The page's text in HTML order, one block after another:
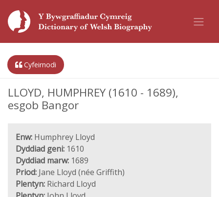
Cyfeirnodi
LLOYD, HUMPHREY (1610 - 1689),
esgob Bangor
Enw: Humphrey Lloyd
Dyddiad geni: 1610
Dyddiad marw: 1689
Priod: Jane Lloyd (née Griffith)
Plentyn: Richard Lloyd